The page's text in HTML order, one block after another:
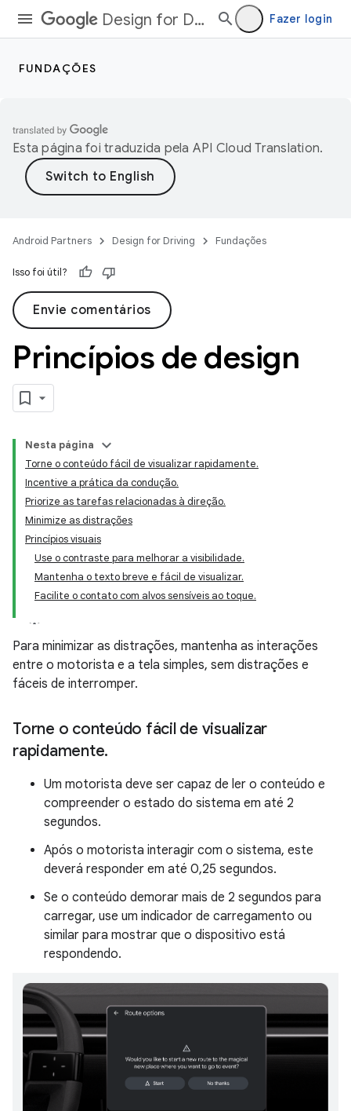
Design for Driving Fazer login
FUNDAÇÕES
Esta página foi traduzida pela API Cloud Translation.
Android Partners Design for Driving Fundações
Isso foi útil?
Envie comentários
Princípios de design
Nesta página
Torne o conteúdo fácil de visualizar rapidamente.
Incentive a prática da condução.
Priorize as tarefas relacionadas à direção.
Minimize as distrações
Princípios visuais
Use o contraste para melhorar a visibilidade.
Mantenha o texto breve e fácil de visualizar.
Facilite o contato com alvos sensíveis ao toque.
Para minimizar as distrações, mantenha as interações
entre o motorista e a tela simples, sem distrações e
fáceis de interromper.
Torne o conteúdo fácil de visualizar
rapidamente.
Um motorista deve ser capaz de ler o conteúdo e
compreender o estado do sistema em até 2
segundos.
Após o motorista interagir com o sistema, este
deverá responder em até 0,25 segundos.
Se o conteúdo demorar mais de 2 segundos para
carregar, use um indicador de carregamento ou
similar para mostrar que o dispositivo está
respondendo.